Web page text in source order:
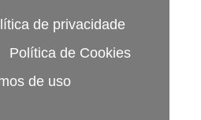
de privacidade
Política de Cookies
de uso